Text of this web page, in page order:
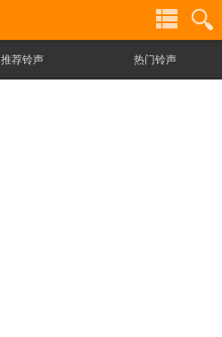
推荐铃声 热门铃声